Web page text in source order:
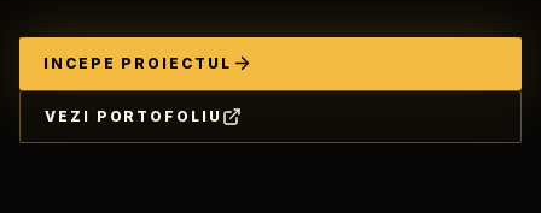
INCEPE PROIECTUL
VEZI PORTOFOLIU